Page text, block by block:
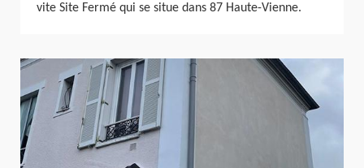
vite Site Fermé qui se situe dans 87 Haute-Vienne.